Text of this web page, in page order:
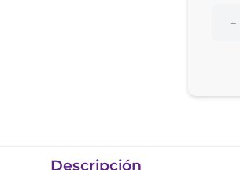
－
Descripción